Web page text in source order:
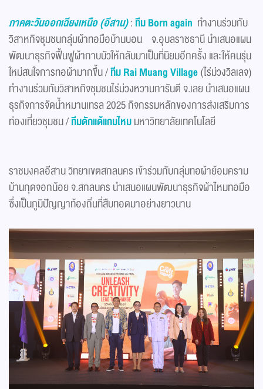
ภาคตะวันออกเฉียงเหนือ (อีสาน):ทีม Born again ทำงานร่วมกับ
วิสาหกิจชุมชนกลุ่มผ้าทอมือบ้านบอน จ.อุบลราชธานี นำเสนอแผน
พัฒนาธุรกิจฟื้นฟูผ้ากาบบัวให้กลับมาเป็นที่นิยมอีกครั้ง และให้คนรุ่น
ใหม่สนใจการทอผ้ามากขึ้น /ทีม Rai Muang Village(ไร่ม่วงวิลเลจ)
ทำงานร่วมกับวิสาหกิจชุมชนไร่ม่วงหวานการันตี จ.เลย นำเสนอแผน
ธุรกิจการจัดน้ำหมานเทรล 2025 กิจกรรมหลักของการส่งเสริมการ
ท่องเที่ยวชุมชน /ทีมดักแด้แกมไหมมหาวิทยาลัยเทคโนโลยี
ราชมงคลอีสาน วิทยาเขตสกลนคร เข้าร่วมกับกลุ่มทอผ้าย้อมคราม
บ้านกุดจอกน้อย จ.สกลนคร นำเสนอแผนพัฒนาธุรกิจผ้าไหมทอมือ
ซึ่งเป็นภูมิปัญญาท้องถิ่นที่สืบทอดมาอย่างยาวนาน